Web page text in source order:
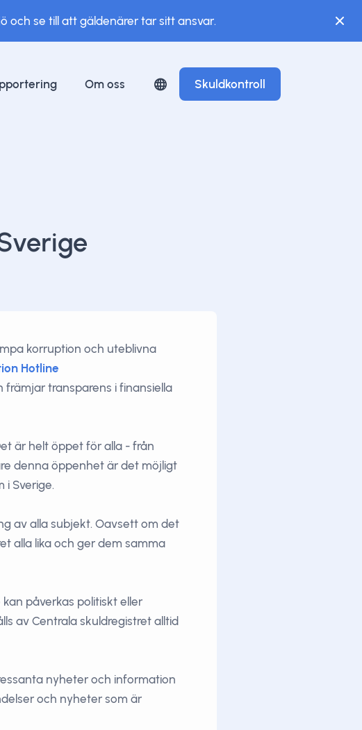
och se till att gäldenärer tar sitt ansvar.
Om oss Skuldkontroll
korruption och uteblivna
Hotline
transparens i finansiella
är helt öppet för alla - från
denna öppenhet är det möjligt
Sverige.
av alla subjekt. Oavsett om det
alla lika och ger dem samma
påverkas politiskt eller
av Centrala skuldregistret alltid
nyheter och information
och nyheter som är